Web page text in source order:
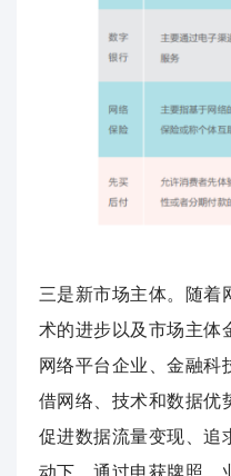
三是新市场主体。随着
术的进步以及市场主体
网络平台企业、金融科
借网络、技术和数据优
促进数据流量变现、追